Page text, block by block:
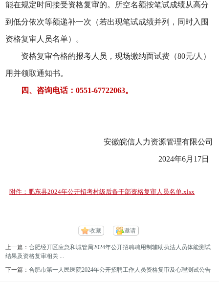
能在规定时间接受资格复审的。所空名额按笔试成绩从高分
到低分依次等额递补一次（若出现笔试成绩并列，同时入围
资格复审人员名单）。
资格复审合格的报考人员，现场缴纳面试费 （80元/人）
用并领取通知书。
四、咨询电话：0551-67722063。
安徽皖信人力资源管理有限公司
2024年6月 17日
附件：肥东县2024年公开招考村级后备干部资格复审人员名单.xlsx
收藏 邀请
上一篇：合肥经开区应急和城管局2024年公开招聘聘用制辅助执法人员体能测试
结果及资格复审相关 ...
下一篇：合肥市第一人民医院2024年公开招聘工作人员资格复审及心理测试公告